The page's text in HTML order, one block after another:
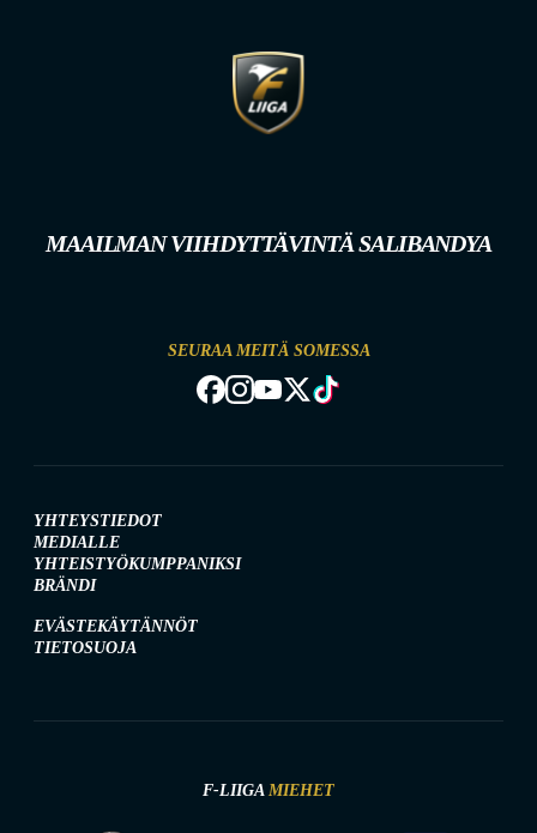
MAAILMAN VIIHDYTTÄVINTÄ SALIBANDYA
SEURAA MEITÄ SOMESSA
YHTEYSTIEDOT
MEDIALLE
YHTEISTYÖKUMPPANIKSI
BRÄNDI
EVÄSTEKÄYTÄNNÖT
TIETOSUOJA
F-LIIGA MIEHET